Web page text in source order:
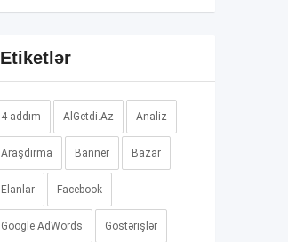
Etiketlər
4 addım AlGetdi.Az Analiz
Araşdırma Banner Bazar
Elanlar Facebook
Google AdWords Göstərişlər